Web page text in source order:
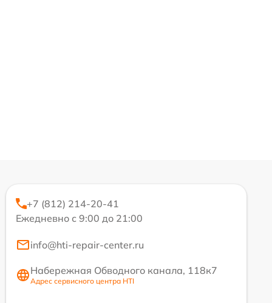
+7 (812) 214-20-41
Ежедневно с 9:00 до 21:00
info@hti-repair-center.ru
Набережная Обводного канала, 118к7
Адрес сервисного центра HTI